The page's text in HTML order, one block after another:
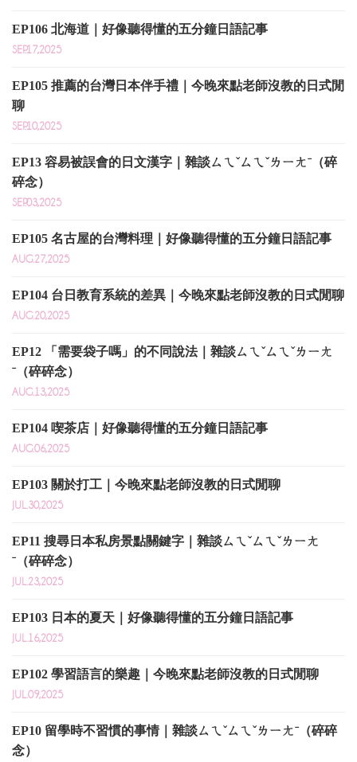
EP106 北海道｜好像聽得懂的五分鐘日語記事
SEP.17,2025
EP105 推薦的台灣日本伴手禮｜今晚來點老師沒教的日式閒
聊
SEP.10,2025
EP13 容易被誤會的日文漢字｜雜談ㄙㄟˇㄙㄟˇㄌㄧㄤˉ（碎
碎念）
SEP.03,2025
EP105 名古屋的台灣料理｜好像聽得懂的五分鐘日語記事
AUG.27,2025
EP104 台日教育系統的差異｜今晚來點老師沒教的日式閒聊
AUG.20,2025
EP12 「需要袋子嗎」的不同說法｜雜談ㄙㄟˇㄙㄟˇㄌㄧㄤ
ˉ（碎碎念）
AUG.13,2025
EP104 喫茶店｜好像聽得懂的五分鐘日語記事
AUG.06,2025
EP103 關於打工｜今晚來點老師沒教的日式閒聊
JUL.30,2025
EP11 搜尋日本私房景點關鍵字｜雜談ㄙㄟˇㄙㄟˇㄌㄧㄤ
ˉ（碎碎念）
JUL.23,2025
EP103 日本的夏天｜好像聽得懂的五分鐘日語記事
JUL.16,2025
EP102 學習語言的樂趣｜今晚來點老師沒教的日式閒聊
JUL.09,2025
EP10 留學時不習慣的事情｜雜談ㄙㄟˇㄙㄟˇㄌㄧㄤˉ（碎碎
念）